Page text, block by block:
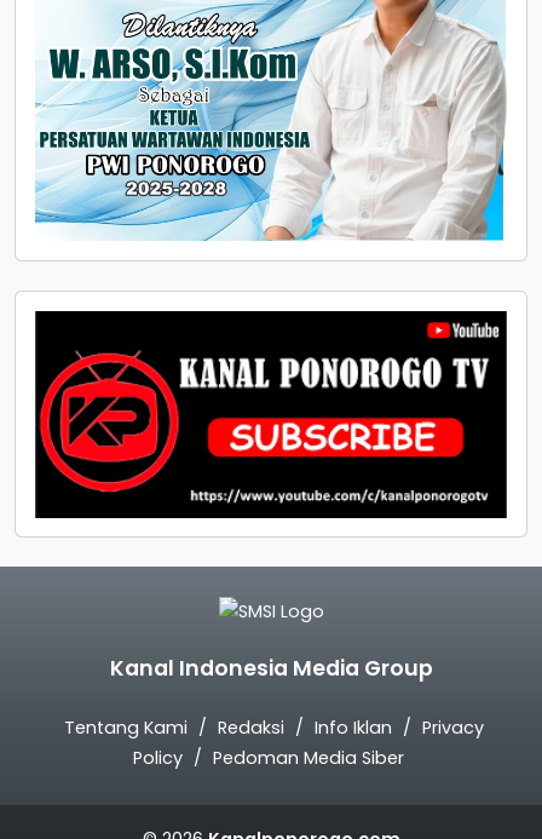
Kanal Indonesia Media Group
Tentang Kami Redaksi Info Iklan
Privacy
Policy
Pedoman Media Siber